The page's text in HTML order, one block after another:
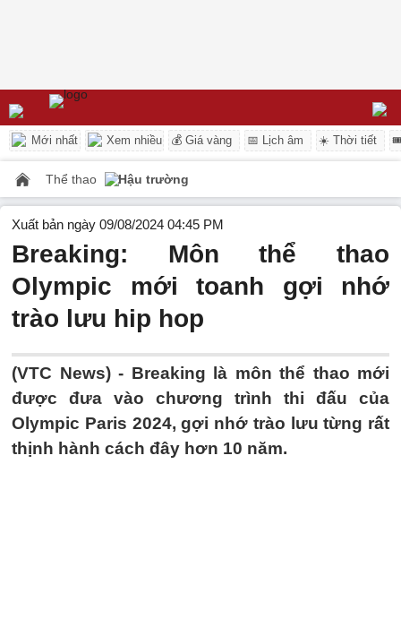
Mới nhất Xem nhiều 💰 Giá vàng 📅 Lịch âm ☀️ Thời tiết
Thể thao Hậu trường
Xuất bản ngày 09/08/2024 04:45 PM
Breaking: Môn thể thao
Olympic mới toanh gợi nhớ
trào lưu hip hop
(VTC News) - Breaking là môn thể thao mới
được đưa vào chương trình thi đấu của
Olympic Paris 2024, gợi nhớ trào lưu từng rất
thịnh hành cách đây hơn 10 năm.